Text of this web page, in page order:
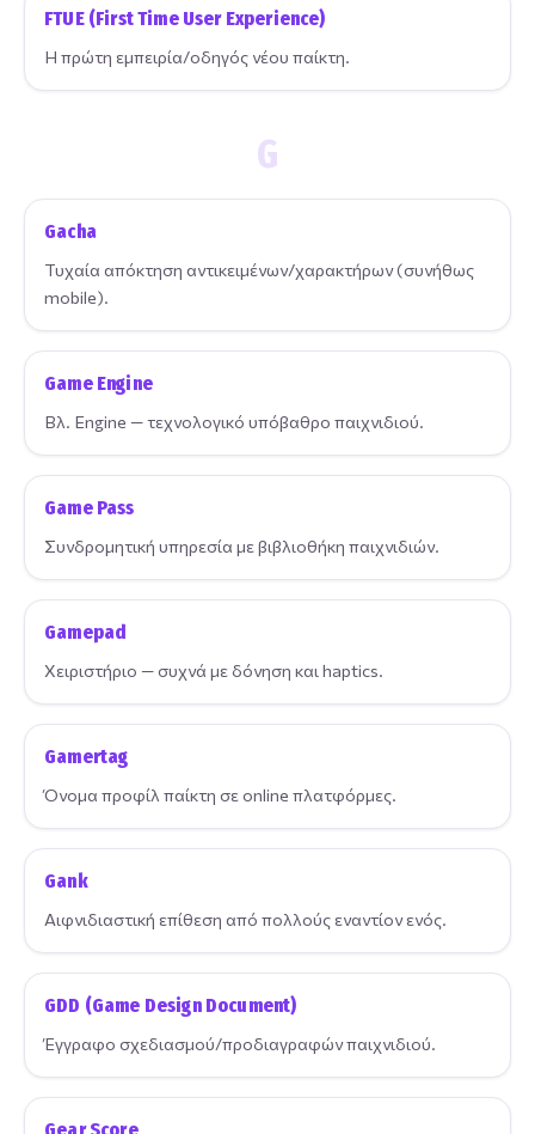
FTUE (First Time User Experience)
Η πρώτη εμπειρία/οδηγός νέου παίκτη.
G
Gacha
Τυχαία απόκτηση αντικειμένων/χαρακτήρων (συνήθως
mobile).
Game Engine
Βλ. Engine — τεχνολογικό υπόβαθρο παιχνιδιού.
Game Pass
Συνδρομητική υπηρεσία με βιβλιοθήκη παιχνιδιών.
Gamepad
Χειριστήριο — συχνά με δόνηση και haptics.
Gamertag
Όνομα προφίλ παίκτη σε online πλατφόρμες.
Gank
Αιφνιδιαστική επίθεση από πολλούς εναντίον ενός.
GDD (Game Design Document)
Έγγραφο σχεδιασμού/προδιαγραφών παιχνιδιού.
Gear Score